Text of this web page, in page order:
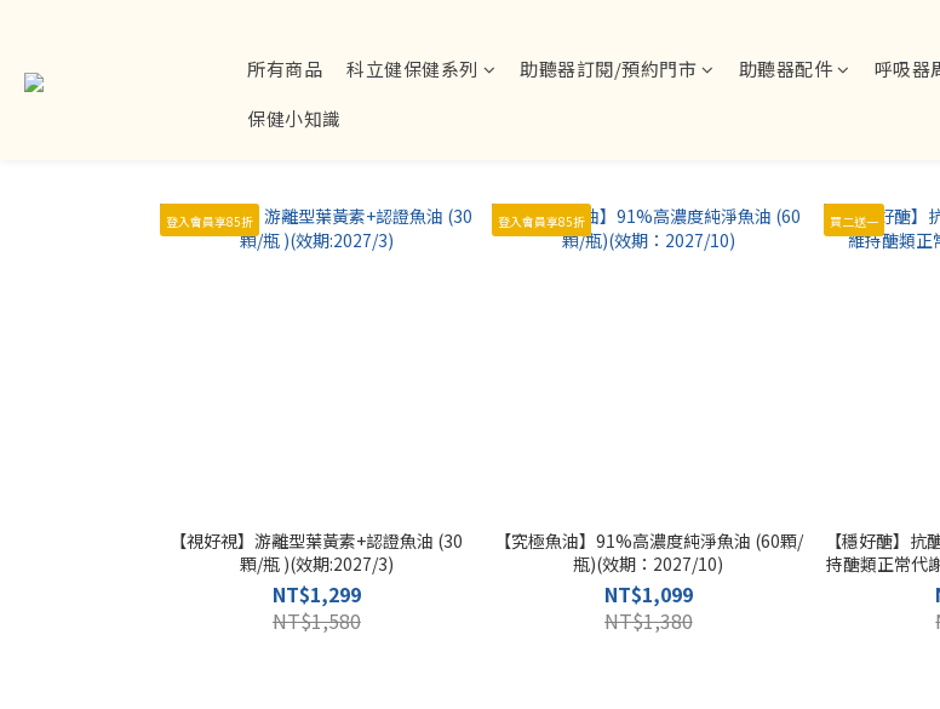
所有商品 科立健保健系列 助聽器訂閱/預約門市 助聽器配件 呼吸器
保健小知識
登入會員享85折
【視好視】游離型葉黃素+認證魚油 (30
顆/瓶 )(效期:2027/3)
NT$1,299
NT$1,580
登入會員享85折
【究極魚油】91%高濃度純淨魚油 (60顆/
瓶)(效期：2027/10)
NT$1,099
NT$1,380
買二送一
【穩好醣】
持醣類正常代